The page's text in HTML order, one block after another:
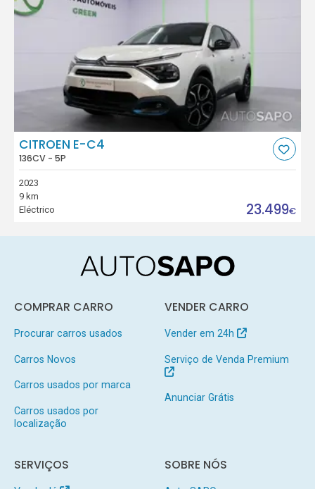
CITROEN E-C4
136CV - 5P
2023
9 km
Eléctrico
23.499€
COMPRAR CARRO
Procurar carros usados
Carros Novos
Carros usados por marca
Carros usados por
localização
VENDER CARRO
Vender em 24h
Serviço de Venda Premium
Anunciar Grátis
SERVIÇOS SOBRE NÓS